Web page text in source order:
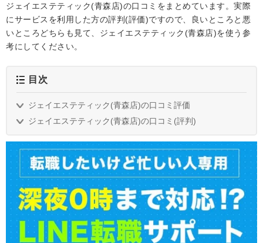
ジェイエステティック(青森店)の口コミをまとめています。実際
にサービスを利用した方の評判(評価)ですので、良いところと悪
いところどちらも見て、ジェイエステティック(青森店)を使う参
考にしてください。
目次
ジェイエステティック(青森店)の口コミ評価
ジェイエステティック(青森店)の口コミ(評判)